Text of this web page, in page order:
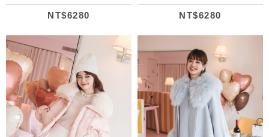
NT$6280 NT$6280